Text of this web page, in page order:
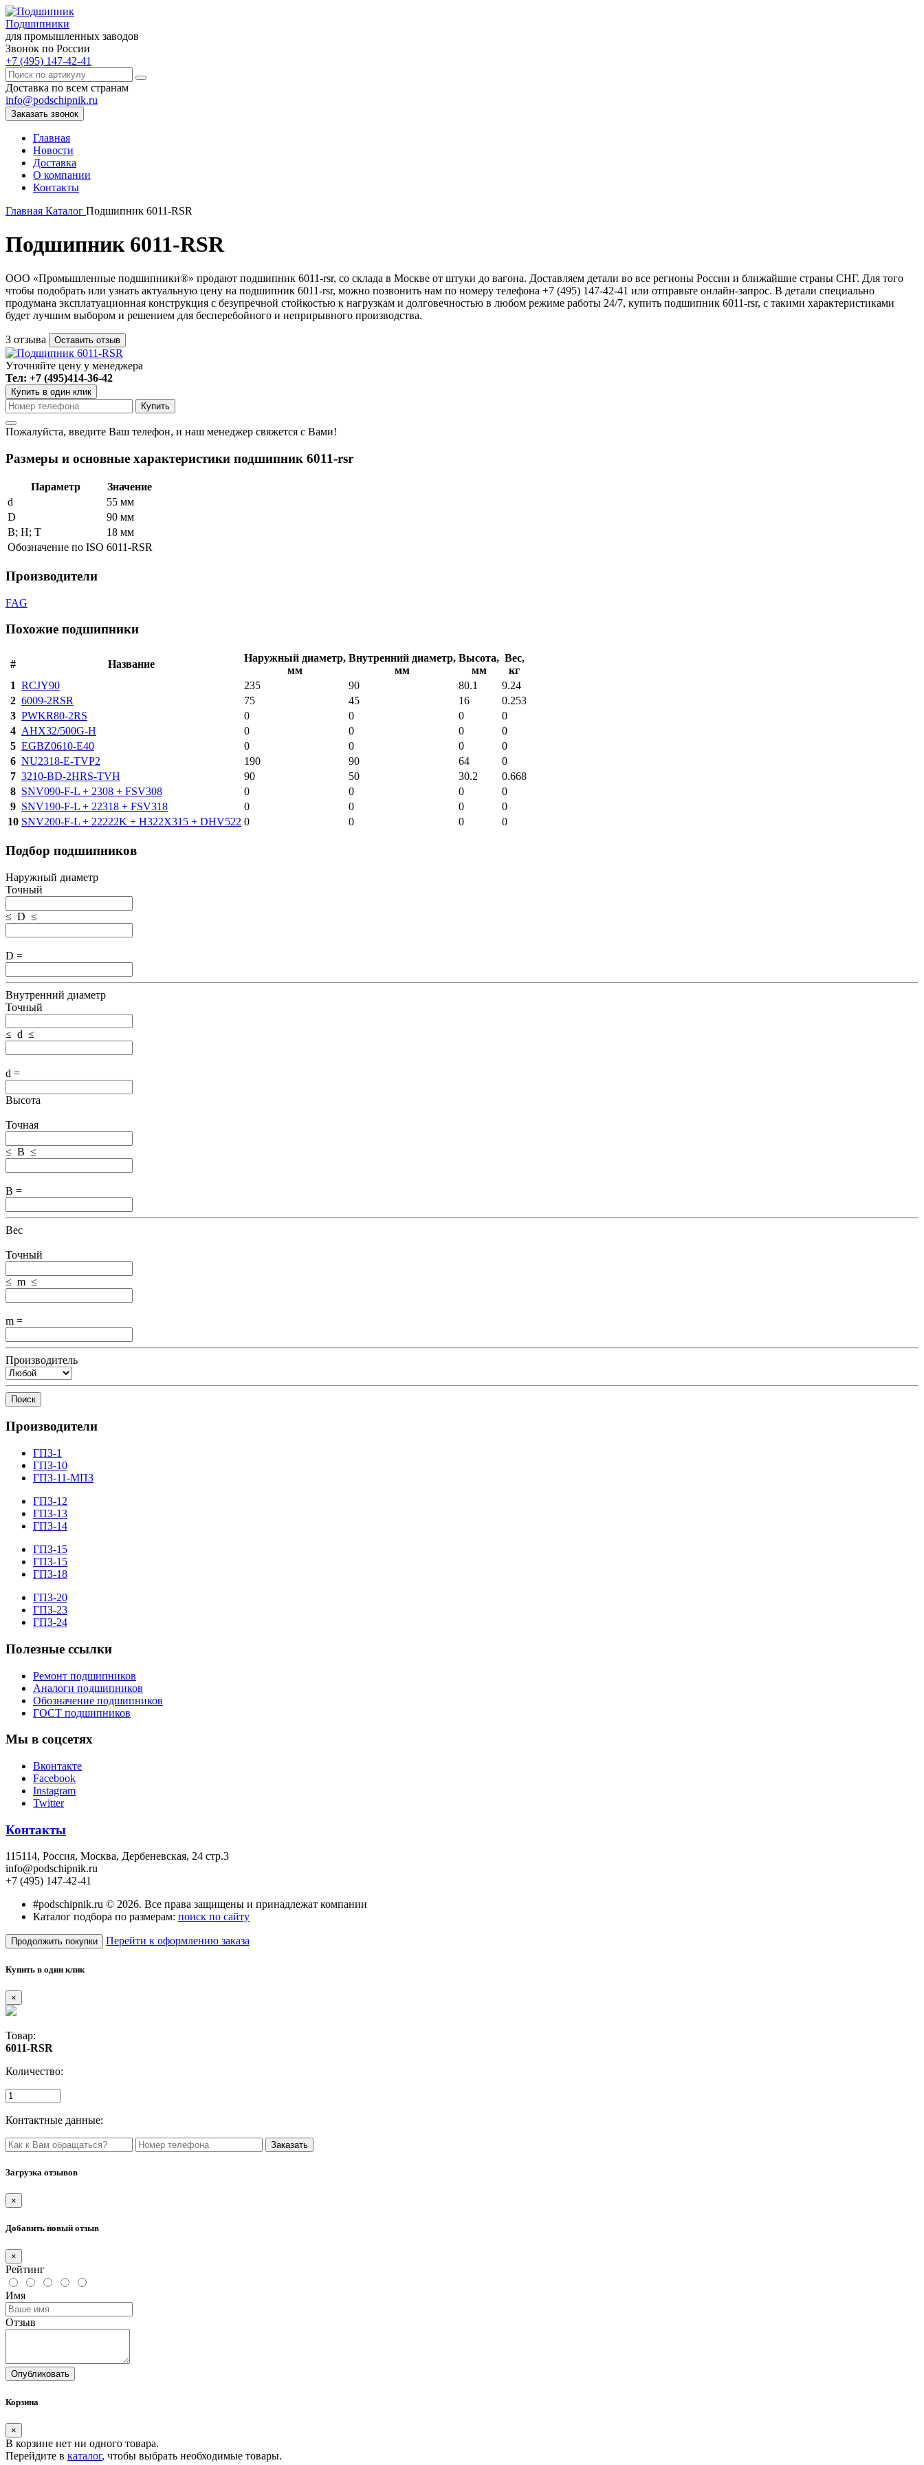
Подшипники
для промышленных заводов
Звонок по России
+7 (495) 147-42-41
Доставка по всем странам
info@podschipnik.ru
Заказать звонок
Главная
Новости
Доставка
О компании
Контакты
Главная Каталог Подшипник 6011-RSR
Подшипник 6011-RSR
ООО «Промышленные подшипники®» продают подшипник 6011-rsr, со склада в Москве от штуки до вагона. Доставляем детали во все регионы России и ближайшие страны СНГ. Для того
чтобы подобрать или узнать актуальную цену на подшипник 6011-rsr, можно позвонить нам по номеру телефона +7 (495) 147-42-41 или отправьте онлайн-запрос. В детали специально
продумана эксплатуационная конструкция с безупречной стойкостью к нагрузкам и долговечностью в любом режиме работы 24/7, купить подшипник 6011-rsr, с такими характеристиками
будет лучшим выбором и решением для бесперебойного и неприрывного производства.
3 отзыва Оставить отзыв
Уточняйте цену у менеджера
Тел: +7 (495)414-36-42
Купить в один клик
Пожалуйста, введите Ваш телефон, и наш менеджер свяжется с Вами!
Размеры и основные характеристики подшипник 6011-rsr
Параметр
Значение
d
55 мм
D
90 мм
В; Н; Т
18 мм
Обозначение по ISO 6011-RSR
Производители
FAG
Похожие подшипники
# Название
Наружный диаметр,
мм
Внутренний диаметр,
мм
Высота,
мм
Вес,
кг
1 RCJY90 235 90 80.1
9.24
2 6009-2RSR 75 45 16
0.253
3 PWKR80-2RS 0 0 0
0
4 AHX32/500G-H 0 0 0
0
5 EGBZ0610-E40 0 0 0
0
6 NU2318-E-TVP2 190 90 64
0
7 3210-BD-2HRS-TVH 90 50 30.2
0.668
8 SNV090-F-L + 2308 + FSV308 0 0 0
0
9 SNV190-F-L + 22318 + FSV318 0 0 0
0
10 SNV200-F-L + 22222K + H322X315 + DHV522 0 0 0 0
Подбор подшипников
Наружный диаметр
Точный
≤ D ≤
D =
Внутренний диаметр
Точный
≤ d ≤
d =
Высота
Точная
≤ B ≤
B =
Вес
Точный
≤ m ≤
m =
Производитель
Поиск
Производители
ГПЗ-1
ГПЗ-10
ГПЗ-11-МПЗ
ГПЗ-12
ГПЗ-13
ГПЗ-14
ГПЗ-15
ГПЗ-15
ГПЗ-18
ГПЗ-20
ГПЗ-23
ГПЗ-24
Полезные ссылки
Ремонт подшипников
Аналоги подшипников
Обозначение подшипников
ГОСТ подшипников
Мы в соцсетях
Вконтакте
Facebook
Instagram
Twitter
Контакты
115114, Россия, Москва, Дербеневская, 24 стр.3
info@podschipnik.ru
+7 (495) 147-42-41
#podschipnik.ru © 2026. Все права защищены и принадлежат компании
Каталог подбора по размерам: поиск по сайту
Продолжить покупки Перейти к оформлению заказа
Купить в один клик
×
Товар:
6011-RSR
Количество:
Контактные данные:
Загрузка отзывов
×
Добавить новый отзыв
×
Рейтинг
Имя
Отзыв
Опубликовать
Корзина
×
В корзине нет ни одного товара.
Перейдите в каталог, чтобы выбрать необходимые товары.